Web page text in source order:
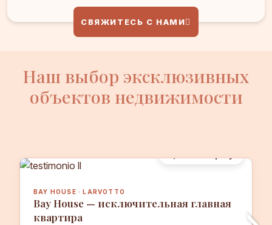
СВЯЖИТЕСЬ С НАМИ
Наш выбор эксклюзивных
объектов недвижимости
BAY HOUSE · LARVOTTO
Bay House — исключительная главная
квартира